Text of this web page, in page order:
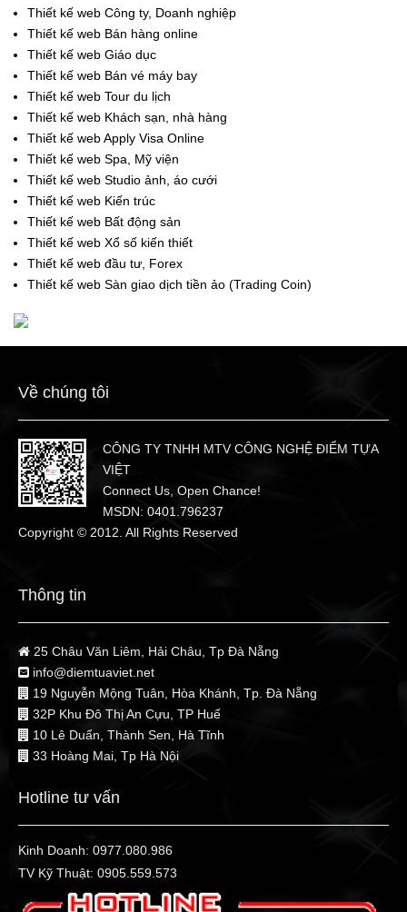
Thiết kế web Công ty, Doanh nghiệp
Thiết kế web Bán hàng online
Thiết kế web Giáo dục
Thiết kế web Bán vé máy bay
Thiết kế web Tour du lịch
Thiết kế web Khách sạn, nhà hàng
Thiết kế web Apply Visa Online
Thiết kế web Spa, Mỹ viện
Thiết kế web Studio ảnh, áo cưới
Thiết kế web Kiến trúc
Thiết kế web Bất động sản
Thiết kế web Xổ số kiến thiết
Thiết kế web đầu tư, Forex
Thiết kế web Sàn giao dịch tiền ảo (Trading Coin)
Về chúng tôi
CÔNG TY TNHH MTV CÔNG NGHỆ ĐIỂM TỰA
VIỆT
Connect Us, Open Chance!
MSDN: 0401.796237
Copyright © 2012. All Rights Reserved
Thông tin
25 Châu Văn Liêm, Hải Châu, Tp Đà Nẵng
info@diemtuaviet.net
19 Nguyễn Mộng Tuân, Hòa Khánh, Tp. Đà Nẵng
32P Khu Đô Thị An Cựu, TP Huế
10 Lê Duẩn, Thành Sen, Hà Tĩnh
33 Hoàng Mai, Tp Hà Nội
Hotline tư vấn
Kinh Doanh: 0977.080.986
TV Kỹ Thuật: 0905.559.573